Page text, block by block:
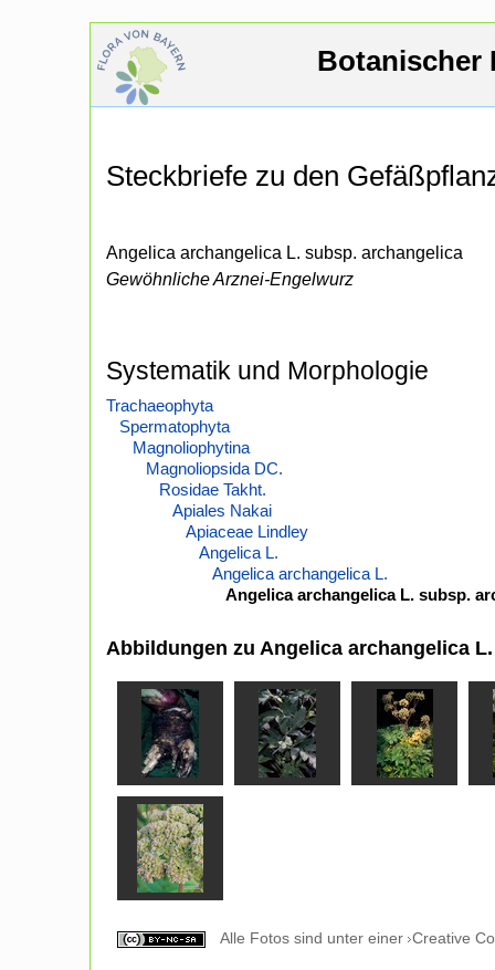
Botanischer
Steckbriefe zu den
Angelica archangelica L. subsp. archangelica
Gewöhnliche Arznei-Engelwurz
Systematik und Morphologie
Trachaeophyta
Spermatophyta
Magnoliophytina
Magnoliopsida DC.
Rosidae Takht.
Apiales Nakai
Apiaceae Lindley
Angelica L.
Angelica archangelica L.
Angelica archangelica L. subsp.
Abbildungen zu Angelica archangelica
Alle Fotos sind unter einer Creative